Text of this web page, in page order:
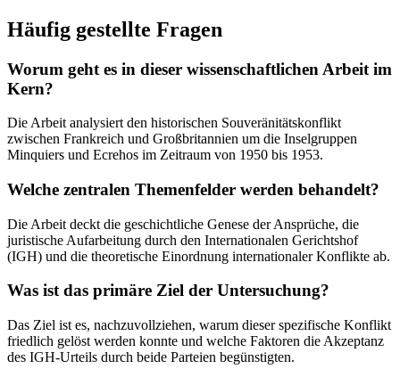
Häufig gestellte Fragen
Worum geht es in dieser wissenschaftlichen Arbeit im
Kern?
Die Arbeit analysiert den historischen Souveränitätskonflikt
zwischen Frankreich und Großbritannien um die Inselgruppen
Minquiers und Ecrehos im Zeitraum von 1950 bis 1953.
Welche zentralen Themenfelder werden behandelt?
Die Arbeit deckt die geschichtliche Genese der Ansprüche, die
juristische Aufarbeitung durch den Internationalen Gerichtshof
(IGH) und die theoretische Einordnung internationaler Konflikte ab.
Was ist das primäre Ziel der Untersuchung?
Das Ziel ist es, nachzuvollziehen, warum dieser spezifische Konflikt
friedlich gelöst werden konnte und welche Faktoren die Akzeptanz
des IGH-Urteils durch beide Parteien begünstigten.